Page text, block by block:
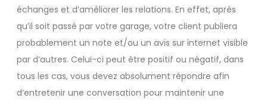
échanges et d’améliorer les relations. En effet, après
qu’il soit passé par votre garage, votre client publiera
probablement un note et/ou un avis sur internet visible
par d’autres. Celui-ci peut être positif ou négatif, dans
tous les cas, vous devez absolument répondre afin
d’entretenir une conversation pour maintenir une